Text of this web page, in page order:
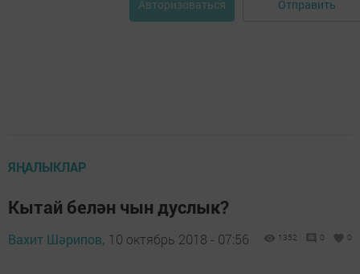
Авторизоваться Отправить
ЯҢАЛЫКЛАР
Кытай белән чын дуслык?
Вахит Шәрипов, 10 октябрь 2018 - 07:56 1352 0 0